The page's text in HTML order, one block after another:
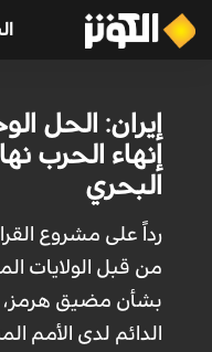
إيران: الحل
إنهاء الحرب
البحري
رداً على مشروع
من قبل الولايات
بشأن مضيق هرمز،
الدائم لدى الأمم